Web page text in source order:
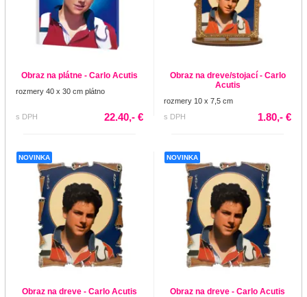
Obraz na plátne - Carlo Acutis
rozmery 40 x 30 cm plátno
s DPH 22.40,- €
Obraz na dreve/stojací - Carlo
Acutis
rozmery 10 x 7,5 cm
s DPH
1.80,- €
NOVINKA
Obraz na dreve - Carlo Acutis
NOVINKA
Obraz na dreve - Carlo Acutis